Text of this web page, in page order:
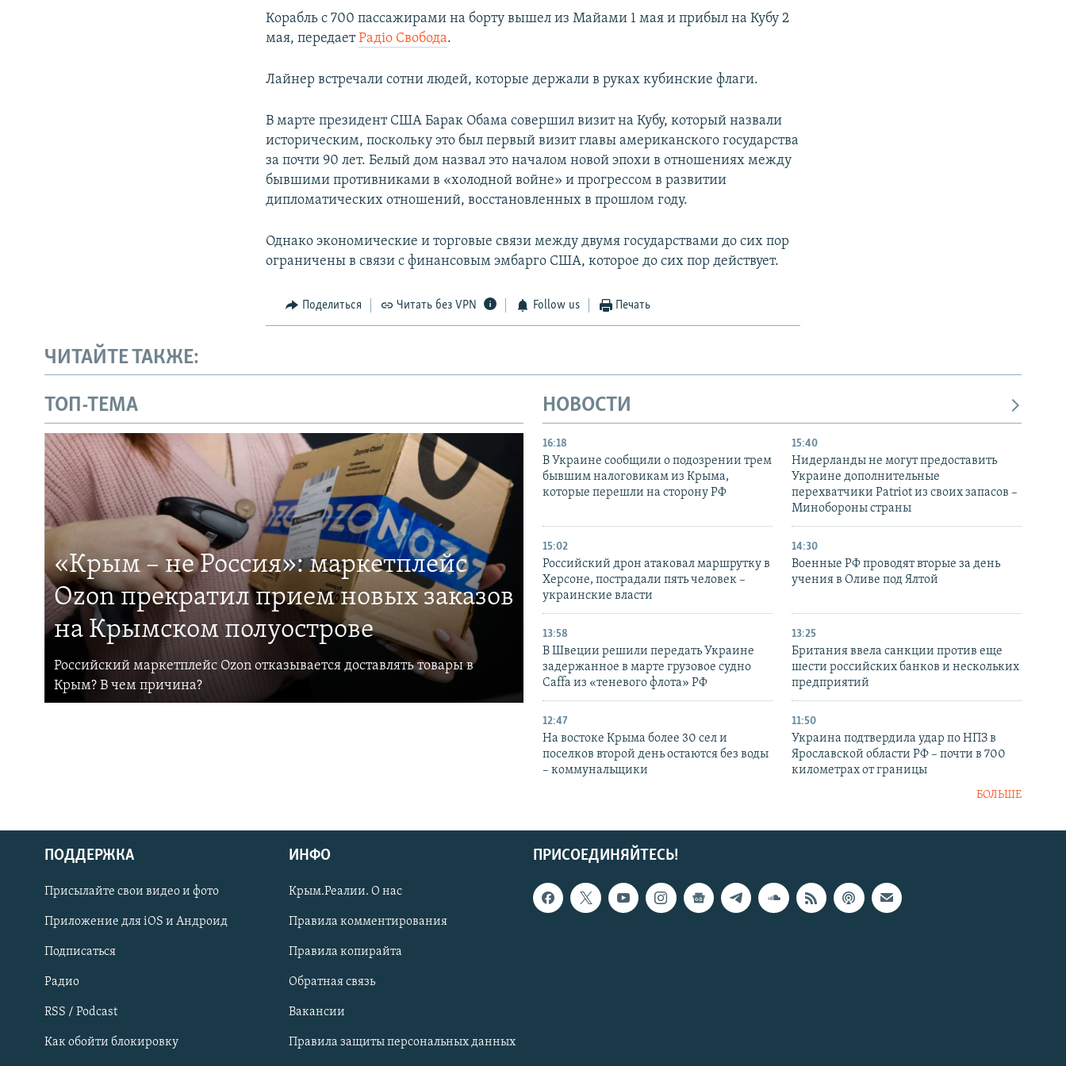
Українською
Qırımtatar
ПРИСОЕДИНЯЙТЕСЬ!
Корабль с 700 пассажирами на борту вышел из Майами 1 мая и прибыл на Кубу 2
мая, передаетРадіо Свобода.
Лайнер встречали сотни людей, которые держали в руках кубинские флаги.
В марте президент США Барак Обама совершил визит на Кубу, который назвали
историческим, поскольку это был первый визит главы американского государства
за почти 90 лет. Белый дом назвал это началом новой эпохи в отношениях между
бывшими противниками в «холодной войне» и прогрессом в развитии
дипломатических отношений, восстановленных в прошлом году.
Однако экономические и торговые связи между двумя государствами до сих пор
ограничены в связи с финансовым эмбарго США, которое до сих пор действует.
Поделиться Читать без VPN Follow us Печать
ЧИТАЙТЕ ТАКЖЕ:
ТОП-ТЕМА
«Крым – не Россия»: маркетплейс
Ozon прекратил прием новых заказов
на Крымском полуострове
Российский маркетплейс Ozon отказывается доставлять товары в
Крым? В чем причина?
НОВОСТИ
16:18
В Украине сообщили о подозрении трем
бывшим налоговикам из Крыма,
которые перешли на сторону РФ
15:40
Нидерланды не могут предоставить
Украине дополнительные
перехватчики Patriot из своих запасов –
Минобороны страны
15:02
Российский дрон атаковал маршрутку в
Херсоне, пострадали пять человек –
украинские власти
14:30
Военные РФ проводят вторые за день
учения в Оливе под Ялтой
13:58
В Швеции решили передать Украине
задержанное в марте грузовое судно
Caffa из «теневого флота» РФ
13:25
Британия ввела санкции против еще
шести российских банков и нескольких
предприятий
12:47
На востоке Крыма более 30 сел и
поселков второй день остаются без воды
– коммунальщики
11:50
Украина подтвердила удар по НПЗ в
Ярославской области РФ – почти в 700
километрах от границы
БОЛЬШЕ
ПРИСОЕДИНЯЙТЕСЬ!
ПОДДЕРЖКА
Присылайте свои видео и фото
Приложение для iOS и Андроид
Подписаться
Радио
RSS / Podcast
Как обойти блокировку
ИНФО
Крым.Реалии. О нас
Правила комментирования
Правила копирайта
Обратная связь
Вакансии
Правила защиты персональных данных